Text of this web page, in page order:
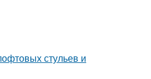
стульев и